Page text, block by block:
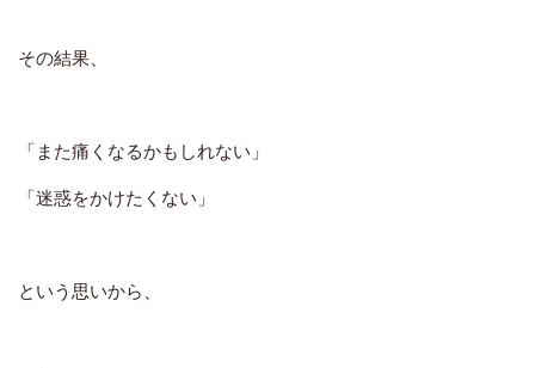
その結果、
「また痛くなるかもしれない」
「迷惑をかけたくない」
という思いから、